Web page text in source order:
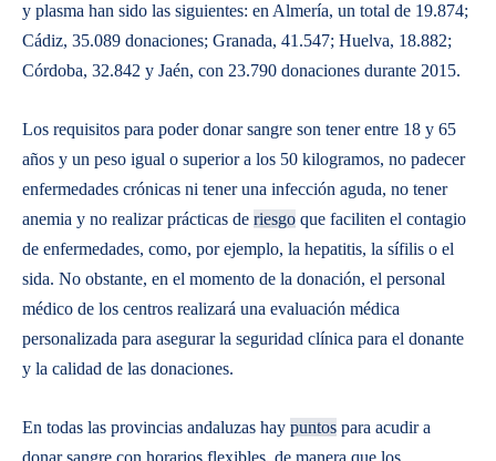
y plasma han sido las siguientes: en Almería, un total de 19.874;
Cádiz, 35.089 donaciones; Granada, 41.547; Huelva, 18.882;
Córdoba, 32.842 y Jaén, con 23.790 donaciones durante 2015.
Los requisitos para poder donar sangre son tener entre 18 y 65
años y un peso igual o superior a los 50 kilogramos, no padecer
enfermedades crónicas ni tener una infección aguda, no tener
anemia y no realizar prácticas de riesgo que faciliten el contagio
de enfermedades, como, por ejemplo, la hepatitis, la sífilis o el
sida. No obstante, en el momento de la donación, el personal
médico de los centros realizará una evaluación médica
personalizada para asegurar la seguridad clínica para el donante
y la calidad de las donaciones.
En todas las provincias andaluzas hay puntos para acudir a
donar sangre con horarios flexibles, de manera que los